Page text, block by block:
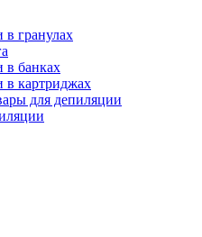
в гранулах
в банках
в картриджах
для депиляции